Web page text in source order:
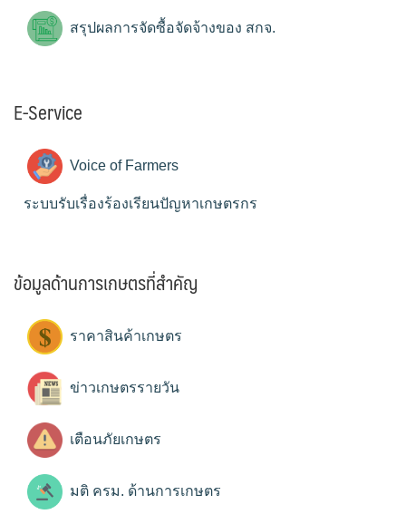
สรุปผลการจัดซื้อจัดจ้างของ สกจ.
E-Service
Voice of Farmers
ระบบรับเรื่องร้องเรียนปัญหาเกษตรกร
ข้อมูลด้านการเกษตรที่สำคัญ
ราคาสินค้าเกษตร
ข่าวเกษตรรายวัน
เตือนภัยเกษตร
มติ ครม. ด้านการเกษตร